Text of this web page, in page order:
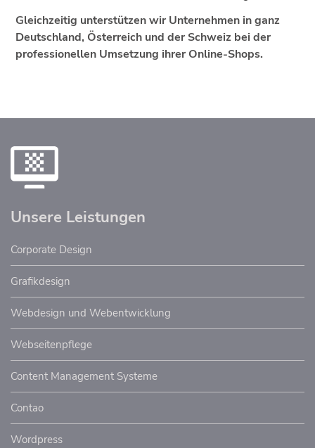
Gleichzeitig unterstützen wir Unternehmen in ganz
Deutschland, Österreich und der Schweiz bei der
professionellen Umsetzung ihrer Online-Shops.
Unsere Leistungen
Corporate Design
Grafikdesign
Webdesign und Webentwicklung
Webseitenpflege
Content Management Systeme
Contao
Wordpress